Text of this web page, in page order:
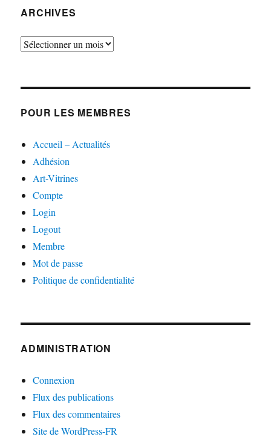
ARCHIVES
Archives
POUR LES MEMBRES
Accueil – Actualités
Adhésion
Art-Vitrines
Compte
Login
Logout
Membre
Mot de passe
Politique de confidentialité
ADMINISTRATION
Connexion
Flux des publications
Flux des commentaires
Site de WordPress-FR